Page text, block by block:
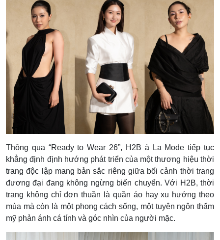
Thông qua “Ready to Wear 26”, H2B à La Mode tiếp tục
khẳng định định hướng phát triển của một thương hiệu thời
trang độc lập mang bản sắc riêng giữa bối cảnh thời trang
đương đại đang không ngừng biến chuyển. Với H2B, thời
trang không chỉ đơn thuần là quần áo hay xu hướng theo
mùa mà còn là một phong cách sống, một tuyên ngôn thẩm
mỹ phản ánh cá tính và góc nhìn của người mặc.